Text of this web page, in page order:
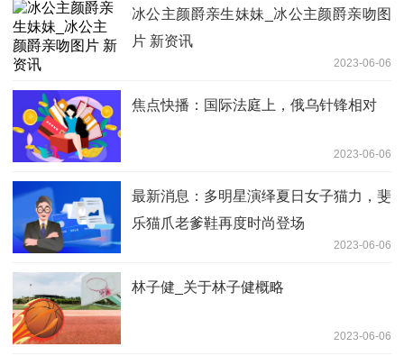
冰公主颜爵亲生妹妹_冰公主颜爵亲吻图
片 新资讯
2023-06-06
焦点快播：国际法庭上，俄乌针锋相对
2023-06-06
最新消息：多明星演绎夏日女子猫力，斐
乐猫爪老爹鞋再度时尚登场
2023-06-06
林子健_关于林子健概略
2023-06-06